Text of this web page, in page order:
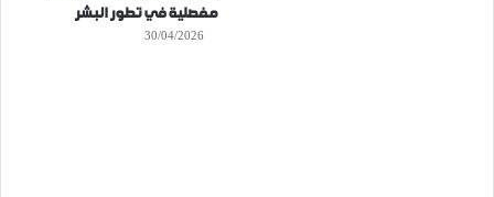
مفصلية في تطور البشر
30/04/2026